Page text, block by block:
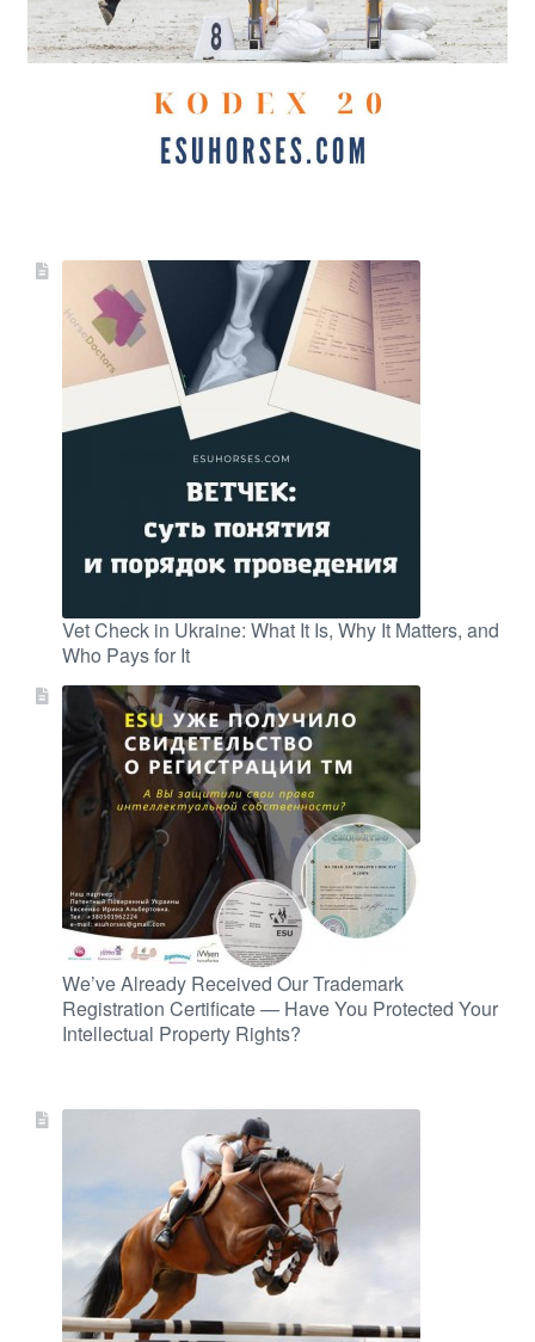
Vet Check in Ukraine: What It Is, Why It Matters, and
Who Pays for It
We’ve Already Received Our Trademark
Registration Certificate — Have You Protected Your
Intellectual Property Rights?